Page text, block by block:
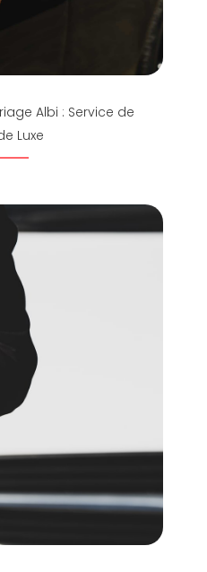
Albi : Service de
Luxe